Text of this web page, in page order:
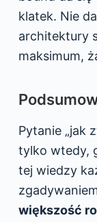
klatek. Nie
architektury
maksimum,
Pytanie „jak
tylko wtedy,
tej wiedzy
większość